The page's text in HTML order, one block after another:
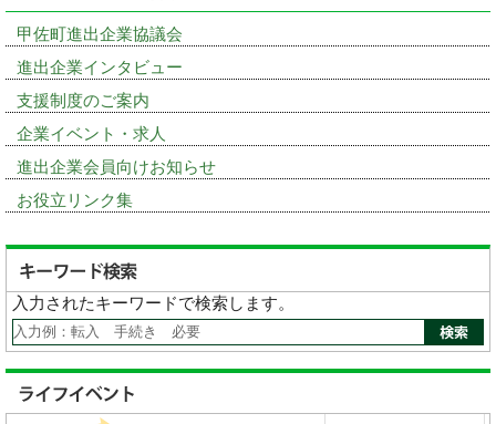
甲佐町進出企業協議会
進出企業インタビュー
支援制度のご案内
企業イベント・求人
進出企業会員向けお知らせ
お役立リンク集
入力されたキーワードで検索します。